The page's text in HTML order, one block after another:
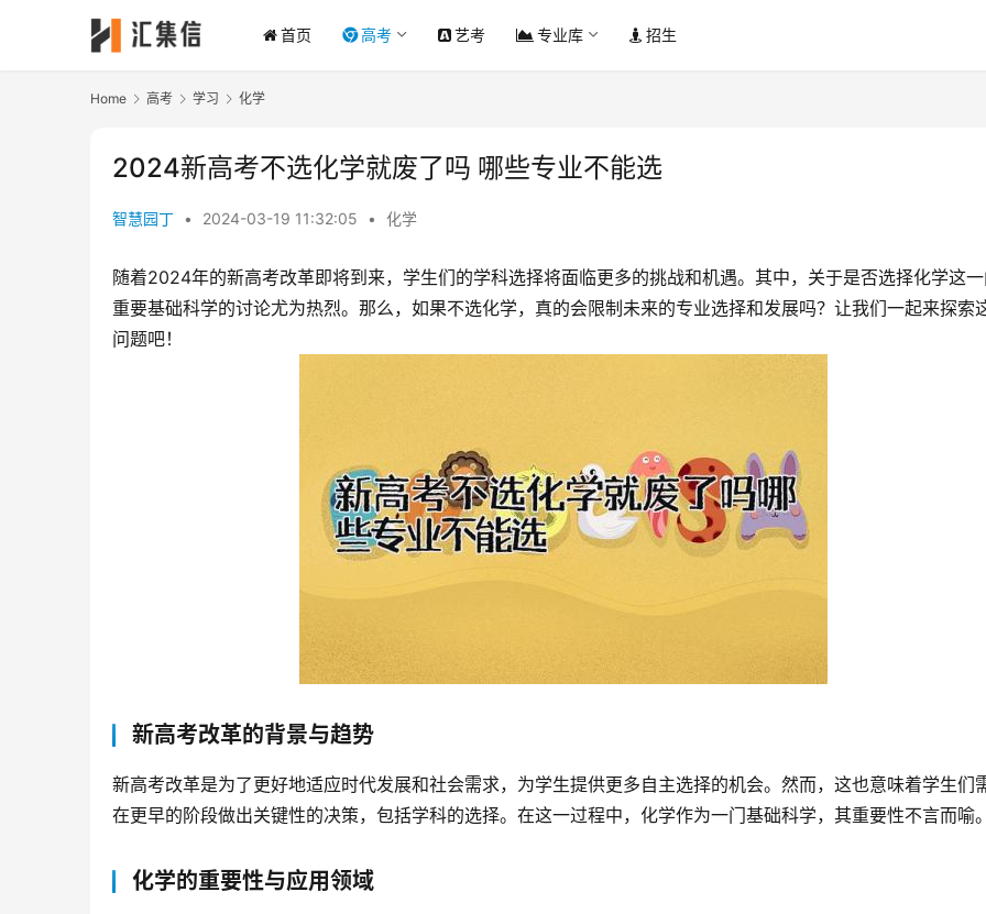
首页 高考 艺考 专业库 招生
Home 高考 学习 化学
2024新高考不选化学就废了吗 哪些专业不能选
智慧园丁 • 2024-03-19 11:32:05 • 化学
随着2024年的新高考改革即将到来，学生们的学科选择将面临更多的挑战和机遇。其中，关于是否选择化学这一
重要基础科学的讨论尤为热烈。那么，如果不选化学，真的会限制未来的专业选择和发展吗？让我们一起来探索
问题吧！
新高考改革的背景与趋势
新高考改革是为了更好地适应时代发展和社会需求，为学生提供更多自主选择的机会。然而，这也意味着学生们
在更早的阶段做出关键性的决策，包括学科的选择。在这一过程中，化学作为一门基础科学，其重要性不言而喻。
化学的重要性与应用领域